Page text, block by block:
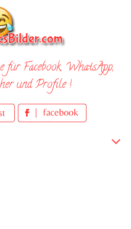
Facebook, WhatsApp,
und Profile !